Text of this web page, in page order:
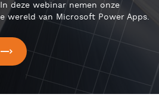
deze webinar nemen onze
wereld van Microsoft Power Apps.